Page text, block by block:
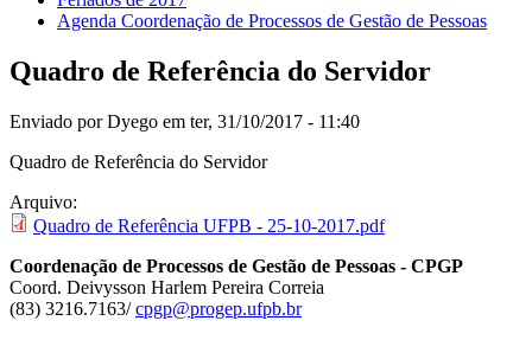
Agenda Coordenação de Processos de Gestão de Pessoas
Quadro de Referência do Servidor
Enviado porDyego em ter, 31/10/2017 - 11:40
Quadro de Referência do Servidor
Arquivo:
Quadro de Referência UFPB - 25-10-2017.pdf
Coordenação de Processos de Gestão de Pessoas - CPGP
Coord. Deivysson Harlem Pereira Correia
(83) 3216.7163/cpgp@progep.ufpb.br